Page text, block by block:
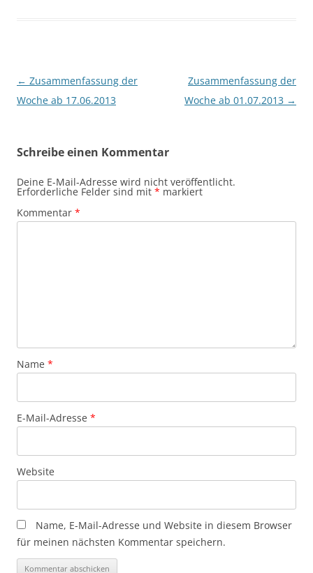
Beitragsnavigation
← Zusammenfassung der
Woche ab 17.06.2013
Zusammenfassung der
Woche ab 01.07.2013 →
Schreibe einen Kommentar
Deine E-Mail-Adresse wird nicht veröffentlicht.
Erforderliche Felder sind mit * markiert
Kommentar *
Name *
E-Mail-Adresse *
Website
Name, E-Mail-Adresse und Website in diesem Browser
für meinen nächsten Kommentar speichern.